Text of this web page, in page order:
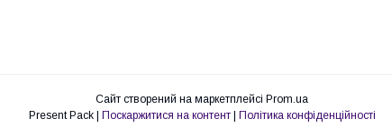
Сайт створений на маркетплейсі Prom.ua
Поскаржитися на контент Політика конфіденційності